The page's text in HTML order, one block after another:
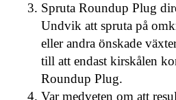
Spruta Roundup Plug
Undvik att spruta på
eller andra önskade
till att endast kirskålen
Roundup Plug.
Var medveten om att